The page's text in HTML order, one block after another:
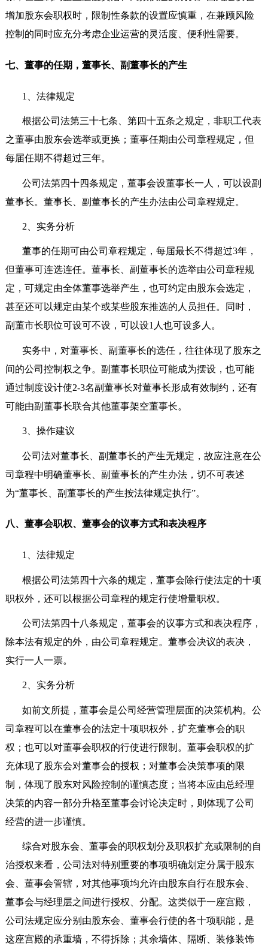
增加股东会职权时，限制性条款的设置应慎重，在兼顾风险
控制的同时应充分考虑企业运营的灵活度、便利性需要。
七、董事的任期，董事长、副董事长的产生
1 、法律规定
根据公司法第三十七条、第四十五条之规定，非职工代表
之董事由股东会选举或更换；董事任期由公司章程规定，但
每届任期不得超过三年。
公司法第四十四条规定，董事会设董事长一人，可以设副
董事长。董事长、副董事长的产生办法由公司章程规定。
2 、实务分析
董事的任期可由公司章程规定，每届最长不得超过3年，
但董事可连选连任。董事长、副董事长的选举由公司章程规
定，可规定由全体董事选举产生，也可约定由股东会选定，
甚至还可以规定由某个或某些股东推选的人员担任。同时，
副董市长职位可设可不设，可以设1人也可设多人。
实务中，对董事长、副董事长的选任，往往体现了股东之
间的公司控制权之争。副董事长职位可能成为摆设，也可能
通过制度设计使2-3名副董事长对董事长形成有效制约，还有
可能由副董事长联合其他董事架空董事长。
3、操作建议
公司法对董事长、副董事长的产生无规定，故应注意在公
司章程中明确董事长、副董事长的产生办法，切不可表述
为“董事长、副董事长的产生按法律规定执行”。
八、董事会职权、董事会的议事方式和表决程序
1 、法律规定
根据公司法第四十六条的规定，董事会除行使法定的十项
职权外，还可以根据公司章程的规定行使增量职权。
公司法第四十八条规定，董事会的议事方式和表决程序，
除本法有规定的外，由公司章程规定。董事会决议的表决，
实行一人一票。
2、实务分析
如前文所提，董事会是公司经营管理层面的决策机构。公
司章程可以在董事会的法定十项职权外，扩充董事会的职
权；也可以对董事会职权的行使进行限制。董事会职权的扩
充体现了股东会对董事会的授权；对董事会决策事项的限
制，体现了股东对风险控制的谨慎态度；当将本应由总经理
决策的内容一部分升格至董事会讨论决定时，则体现了公司
经营的进一步谨慎。
综合对股东会、董事会的职权划分及职权扩充或限制的自
治授权来看，公司法对特别重要的事项明确划定分属于股东
会、董事会管辖，对其他事项均允许由股东自行在股东会、
董事会与经理层之间进行授权、分配。这类似于一座宫殿，
公司法规定应分别由股东会、董事会行使的各十项职能，是
这座宫殿的承重墙，不得拆除；其余墙体、隔断、装修装饰